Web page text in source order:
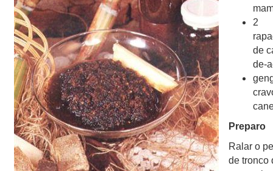
2
de
de-
Preparo
Ralar o
de tronco